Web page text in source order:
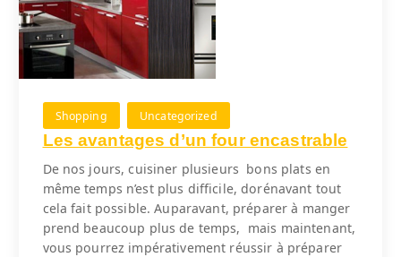
Shopping Uncategorized
Les avantages d’un four encastrable
De nos jours, cuisiner plusieurs bons plats en
même temps n’est plus difficile, dorénavant tout
cela fait possible. Auparavant, préparer à manger
prend beaucoup plus de temps, mais maintenant,
vous pourrez impérativement réussir à préparer